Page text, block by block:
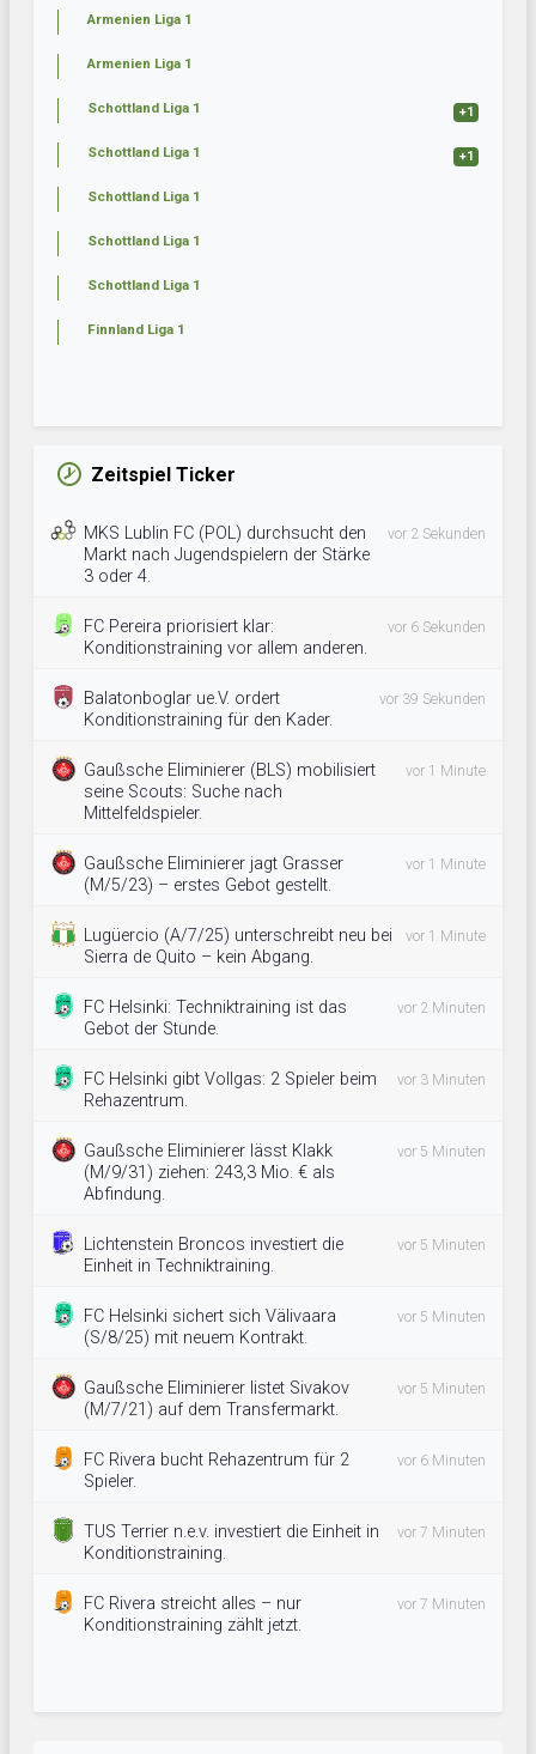
Armenien Liga 1
Armenien Liga 1
Schottland Liga 1 +1
Schottland Liga 1 +1
Schottland Liga 1
Schottland Liga 1
Schottland Liga 1
Finnland Liga 1
Zeitspiel Ticker
MKS Lublin FC (POL) durchsucht den
Markt nach Jugendspielern der Stärke
3 oder 4.
vor 2 Sekunden
FC Pereira priorisiert klar:
Konditionstraining vor allem anderen.
vor 6 Sekunden
Balatonboglar ue.V. ordert
Konditionstraining für den Kader.
vor 39 Sekunden
Gaußsche Eliminierer (BLS) mobilisiert
seine Scouts: Suche nach
Mittelfeldspieler.
vor 1 Minute
Gaußsche Eliminierer jagt Grasser
(M/5/23) – erstes Gebot gestellt.
vor 1 Minute
Lugüercio (A/7/25) unterschreibt neu bei
Sierra de Quito – kein Abgang.
vor 1 Minute
FC Helsinki: Techniktraining ist das
Gebot der Stunde.
vor 2 Minuten
FC Helsinki gibt Vollgas: 2 Spieler beim
Rehazentrum.
vor 3 Minuten
Gaußsche Eliminierer lässt Klakk
(M/9/31) ziehen: 243,3 Mio. € als
Abfindung.
vor 5 Minuten
Lichtenstein Broncos investiert die
Einheit in Techniktraining.
vor 5 Minuten
FC Helsinki sichert sich Välivaara
(S/8/25) mit neuem Kontrakt.
vor 5 Minuten
Gaußsche Eliminierer listet Sivakov
(M/7/21) auf dem Transfermarkt.
vor 5 Minuten
FC Rivera bucht Rehazentrum für 2
Spieler.
vor 6 Minuten
TUS Terrier n.e.v. investiert die Einheit in
Konditionstraining.
vor 7 Minuten
FC Rivera streicht alles – nur
Konditionstraining zählt jetzt.
vor 7 Minuten